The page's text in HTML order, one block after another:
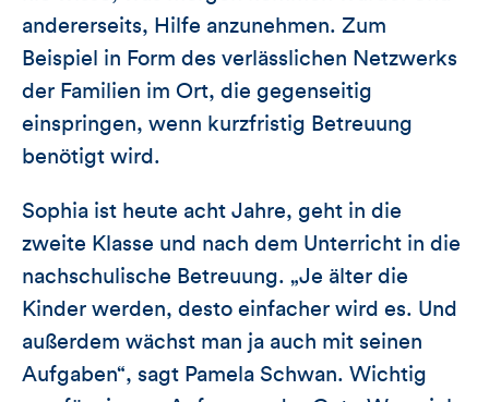
andererseits, Hilfe anzunehmen. Zum
Beispiel in Form des verlässlichen Netzwerks
der Familien im Ort, die gegenseitig
einspringen, wenn kurzfristig Betreuung
benötigt wird.
Sophia ist heute acht Jahre, geht in die
zweite Klasse und nach dem Unterricht in die
nachschulische Betreuung. „Je älter die
Kinder werden, desto einfacher wird es. Und
außerdem wächst man ja auch mit seinen
Aufgaben“, sagt Pamela Schwan. Wichtig